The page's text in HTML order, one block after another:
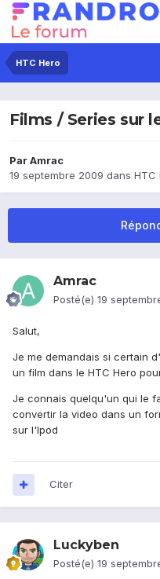
HTC Hero
Films / Series sur
ParAmrac
19 septembre 2009 dans HTC
Amrac
Posté(e) 19
Salut,
Je me demandais si certain
un film dans le HTC Hero
Je connais quelqu'un qui le
convertir la video dans un
sur l'Ipod
Citer
Luckyben
Posté(e) 19